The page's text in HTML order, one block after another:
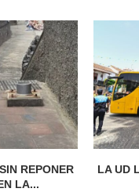
REPONER
LA...
LA UD